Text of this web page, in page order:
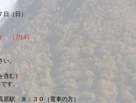
（日）
。（7/14）
。
含む）
す。
原駅 ８：３０（電車の方）